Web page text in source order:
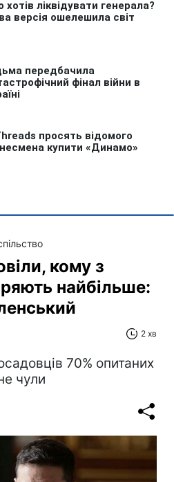
кому з
найбільше:
2 хв
70% опитаних
чули